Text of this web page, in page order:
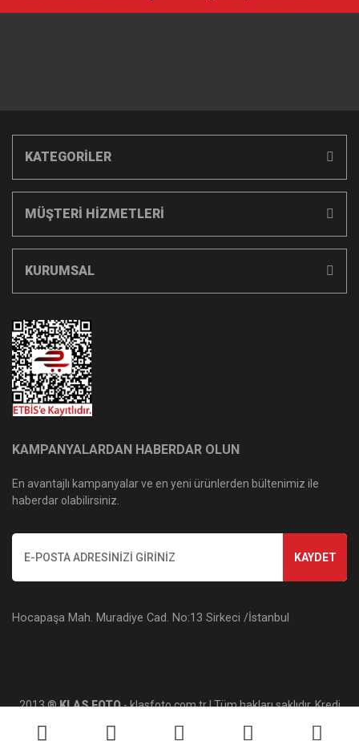
KATEGORİLER
MÜŞTERİ HİZMETLERİ
KURUMSAL
KAMPANYALARDAN HABERDAR OLUN
En avantajlı kampanyalar ve en yeni ürünlerden bültenimiz ile
haberdar olabilirsiniz.
KAYDET
Hocapaşa Mah. Muradiye Cad. No:13 Sirkeci /İstanbul
2013 ®KLAS FOTO- klasfoto.com.tr | Tüm hakları saklıdır. Kredi